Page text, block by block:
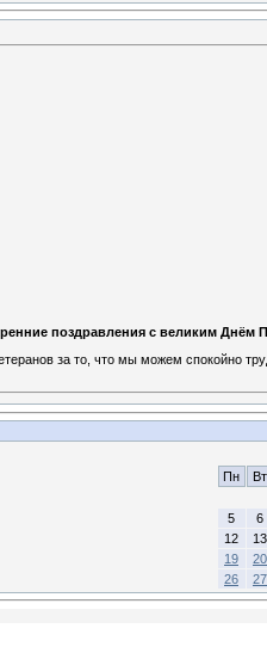
поздравления с великим Днём
за то, что мы можем спокойно
Пн Вт
5
6
12
13
19
20
26
27